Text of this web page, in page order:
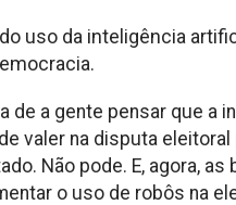
uso da inteligência
de a gente pensar que a
valer na disputa
Não pode. E, agora, as
o uso de robôs na